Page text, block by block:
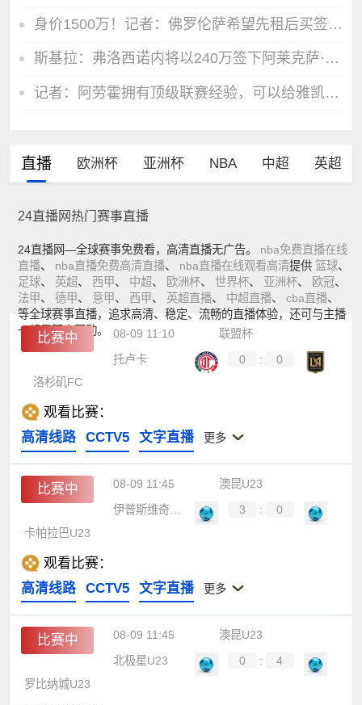
身价1500万！记者：佛罗伦萨希望先租后买签下马特奥·佩莱格里诺
斯基拉：弗洛西诺内将以240万签下阿莱克萨·特尔季奇，将签约4年
记者：阿劳霍拥有顶级联赛经验，可以给雅凯、莱奥尼充足适应时间
直播 欧洲杯 亚洲杯 NBA 中超 英超
24直播网热门赛事直播
24直播网—全球赛事免费看，高清直播无广告。 nba免费直播在线
直播、 nba直播免费高清直播、 nba直播在线观看高清提供 篮球、
足球、 英超、 西甲、 中超、 欧洲杯、 世界杯、 亚洲杯、 欧冠、
法甲、 德甲、 意甲、 西甲、 英超直播、 中超直播、 cba直播、
等全球赛事直播，追求高清、稳定、流畅的直播体验，还可与主播
一起零距离互动。
比赛中 08-09 11:10
联盟杯
托卢卡
0 :
0
洛杉矶FC
观看比赛：
高清线路
CCTV5 文字直播 更多
比赛中 08-09 11:45
澳昆U23
伊普斯维奇FC U23
3 :
0
卡帕拉巴U23
观看比赛：
高清线路
CCTV5 文字直播 更多
比赛中 08-09 11:45
澳昆U23
北极星U23
0 :
4
罗比纳城U23